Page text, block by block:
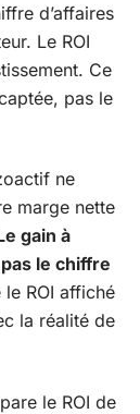
d’affaires
Le ROI
Ce
pas le
ne
marge nette
gain à
le chiffre
ROI affiché
la réalité de
le ROI de